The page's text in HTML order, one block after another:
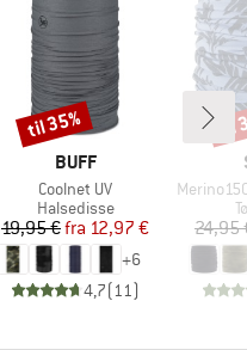
MÆRKE
BUFF
Artikel
Coolnet UV
Produktgruppe
Halsedisse
Pris
19,95 € Nedsat pris
fra 12,97 €
+6
4,7(11 )
Rabat
til 35%
Artikel
Merino150
24,95